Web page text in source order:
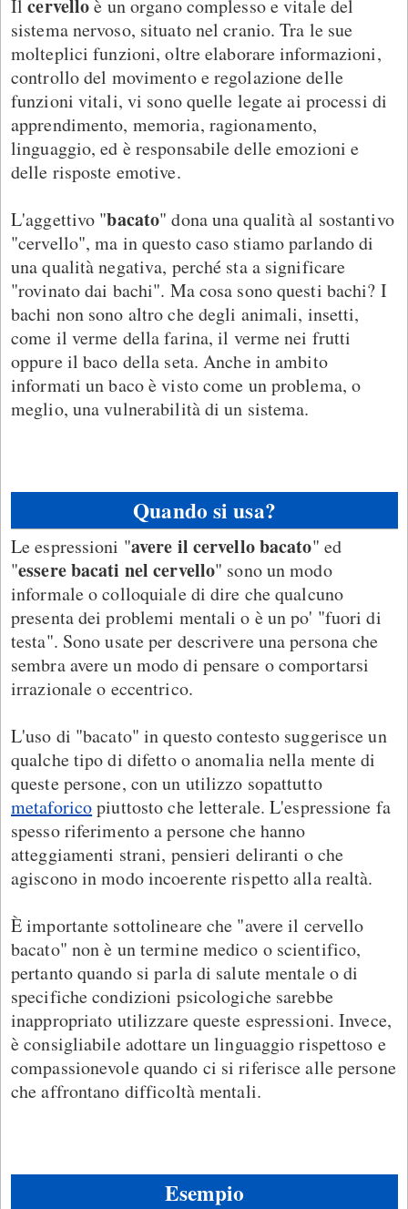
Ilcervelloè un organo complesso e vitale del
sistema nervoso, situato nel cranio. Tra le sue
molteplici funzioni, oltre elaborare informazioni,
controllo del movimento e regolazione delle
funzioni vitali, vi sono quelle legate ai processi di
apprendimento, memoria, ragionamento,
linguaggio, ed è responsabile delle emozioni e
delle risposte emotive.
L'aggettivo "bacato" dona una qualità al sostantivo
"cervello", ma in questo caso stiamo parlando di
una qualità negativa, perché sta a significare
"rovinato dai bachi". Ma cosa sono questi bachi? I
bachi non sono altro che degli animali, insetti,
come il verme della farina, il verme nei frutti
oppure il baco della seta. Anche in ambito
informati un baco è visto come un problema, o
meglio, una vulnerabilità di un sistema.
Quando si usa?
Le espressioni "avere il cervello bacato" ed
"essere bacati nel cervello" sono un modo
informale o colloquiale di dire che qualcuno
presenta dei problemi mentali o è un po' "fuori di
testa". Sono usate per descrivere una persona che
sembra avere un modo di pensare o comportarsi
irrazionale o eccentrico.
L'uso di "bacato" in questo contesto suggerisce un
qualche tipo di difetto o anomalia nella mente di
queste persone, con un utilizzo sopattutto
metaforicopiuttosto che letterale. L'espressione fa
spesso riferimento a persone che hanno
atteggiamenti strani, pensieri deliranti o che
agiscono in modo incoerente rispetto alla realtà.
È importante sottolineare che "avere il cervello
bacato" non è un termine medico o scientifico,
pertanto quando si parla di salute mentale o di
specifiche condizioni psicologiche sarebbe
inappropriato utilizzare queste espressioni. Invece,
è consigliabile adottare un linguaggio rispettoso e
compassionevole quando ci si riferisce alle persone
che affrontano difficoltà mentali.
Esempio